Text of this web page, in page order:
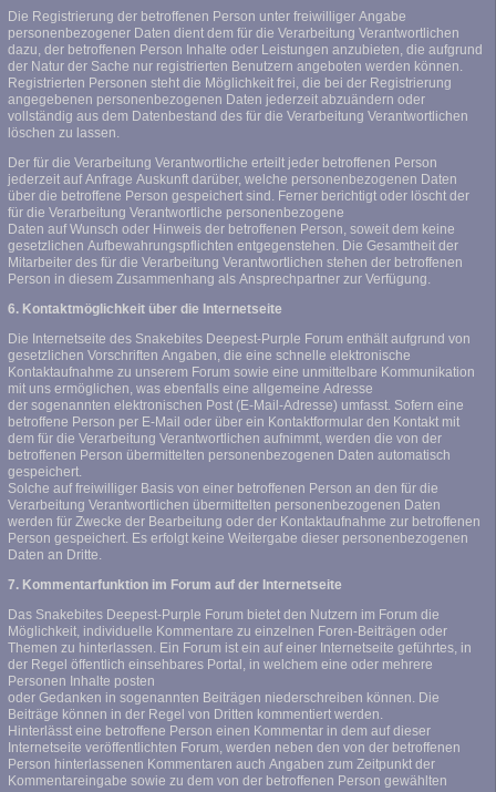
Die Registrierung der betroffenen Person unter freiwilliger Angabe
personenbezogener Daten dient dem für die Verarbeitung Verantwortlichen
dazu, der betroffenen Person Inhalte oder Leistungen anzubieten, die aufgrund
der Natur der Sache nur registrierten Benutzern angeboten werden können.
Registrierten Personen steht die Möglichkeit frei, die bei der Registrierung
angegebenen personenbezogenen Daten jederzeit abzuändern oder
vollständig aus dem Datenbestand des für die Verarbeitung Verantwortlichen
löschen zu lassen.
Der für die Verarbeitung Verantwortliche erteilt jeder betroffenen Person
jederzeit auf Anfrage Auskunft darüber, welche personenbezogenen Daten
über die betroffene Person gespeichert sind. Ferner berichtigt oder löscht der
für die Verarbeitung Verantwortliche personenbezogene
Daten auf Wunsch oder Hinweis der betroffenen Person, soweit dem keine
gesetzlichen Aufbewahrungspflichten entgegenstehen. Die Gesamtheit der
Mitarbeiter des für die Verarbeitung Verantwortlichen stehen der betroffenen
Person in diesem Zusammenhang als Ansprechpartner zur Verfügung.
6. Kontaktmöglichkeit über die Internetseite
Die Internetseite des Snakebites Deepest-Purple Forum enthält aufgrund von
gesetzlichen Vorschriften Angaben, die eine schnelle elektronische
Kontaktaufnahme zu unserem Forum sowie eine unmittelbare Kommunikation
mit uns ermöglichen, was ebenfalls eine allgemeine Adresse
der sogenannten elektronischen Post (E-Mail-Adresse) umfasst. Sofern eine
betroffene Person per E-Mail oder über ein Kontaktformular den Kontakt mit
dem für die Verarbeitung Verantwortlichen aufnimmt, werden die von der
betroffenen Person übermittelten personenbezogenen Daten automatisch
gespeichert.
Solche auf freiwilliger Basis von einer betroffenen Person an den für die
Verarbeitung Verantwortlichen übermittelten personenbezogenen Daten
werden für Zwecke der Bearbeitung oder der Kontaktaufnahme zur betroffenen
Person gespeichert. Es erfolgt keine Weitergabe dieser personenbezogenen
Daten an Dritte.
7. Kommentarfunktion im Forum auf der Internetseite
Das Snakebites Deepest-Purple Forum bietet den Nutzern im Forum die
Möglichkeit, individuelle Kommentare zu einzelnen Foren-Beiträgen oder
Themen zu hinterlassen. Ein Forum ist ein auf einer Internetseite geführtes, in
der Regel öffentlich einsehbares Portal, in welchem eine oder mehrere
Personen Inhalte posten
oder Gedanken in sogenannten Beiträgen niederschreiben können. Die
Beiträge können in der Regel von Dritten kommentiert werden.
Hinterlässt eine betroffene Person einen Kommentar in dem auf dieser
Internetseite veröffentlichten Forum, werden neben den von der betroffenen
Person hinterlassenen Kommentaren auch Angaben zum Zeitpunkt der
Kommentareingabe sowie zu dem von der betroffenen Person gewählten